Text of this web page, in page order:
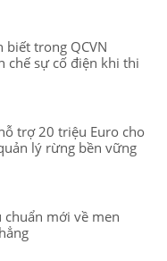
biết trong QCVN
chế sự cố điện khi thi
trợ 20 triệu Euro cho
lý rừng bền vững
chuẩn mới về men